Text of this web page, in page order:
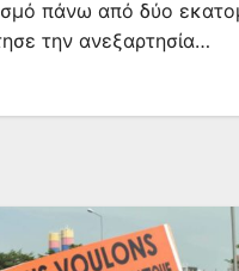
πάνω από δύο
την ανεξαρτησία…